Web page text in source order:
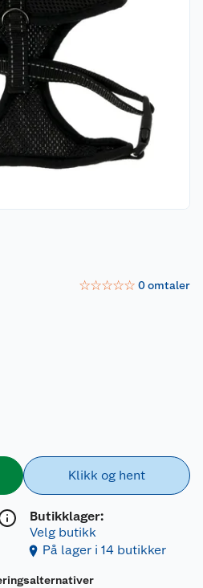
☆☆☆☆☆ 0omtaler
Klikk og hent
Butikklager:
Velg butikk
På lager i 14 butikker